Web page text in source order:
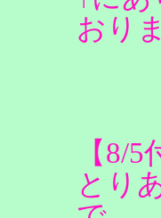
おり
【8/5
とり